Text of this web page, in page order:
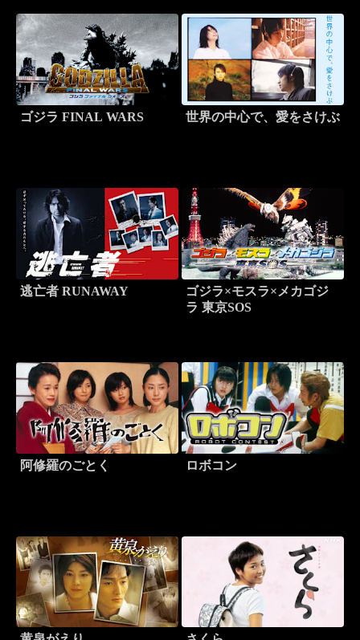
ゴジラ FINAL WARS 世界の中心で、愛をさけぶ
逃亡者 RUNAWAY
ゴジラ×モスラ×メカゴジ
ラ 東京SOS
阿修羅のごとく ロボコン